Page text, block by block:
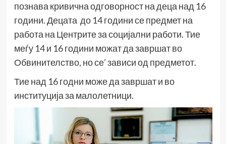
познава кривична одговорност на деца над 16
години. Децата до 14 години се предмет на
работа на Центрите за социјални работи. Тие
меѓу 14 и 16 години можат да завршат во
Обвинителство, но се’ зависи од предметот.
Тие над 16 годни може да завршат и во
институција за малолетници.